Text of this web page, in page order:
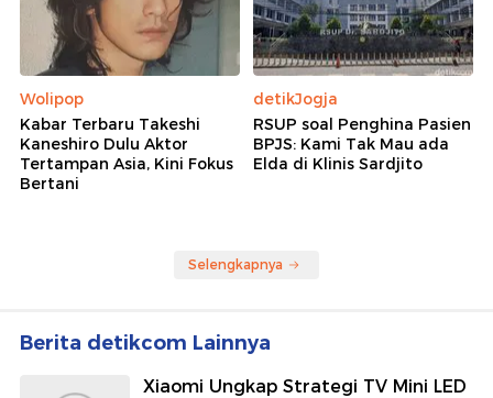
Wolipop
Kabar Terbaru Takeshi
Kaneshiro Dulu Aktor
Tertampan Asia, Kini Fokus
Bertani
detikJogja
RSUP soal Penghina Pasien
BPJS: Kami Tak Mau ada
Elda di Klinis Sardjito
Selengkapnya
Berita detikcom Lainnya
Xiaomi Ungkap Strategi TV Mini LED